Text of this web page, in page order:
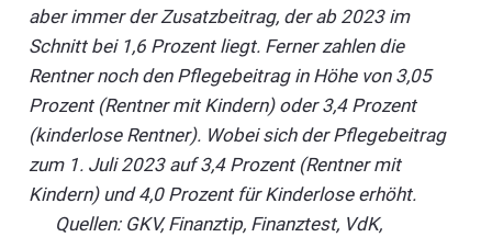
aber immer der Zusatzbeitrag, der ab 2023 im
Schnitt bei 1,6 Prozent liegt. Ferner zahlen die
Rentner noch den Pflegebeitrag in Höhe von 3,05
Prozent (Rentner mit Kindern) oder 3,4 Prozent
(kinderlose Rentner). Wobei sich der Pflegebeitrag
zum 1. Juli 2023 auf 3,4 Prozent (Rentner mit
Kindern) und 4,0 Prozent für Kinderlose erhöht.
Quellen: GKV, Finanztip, Finanztest, VdK,